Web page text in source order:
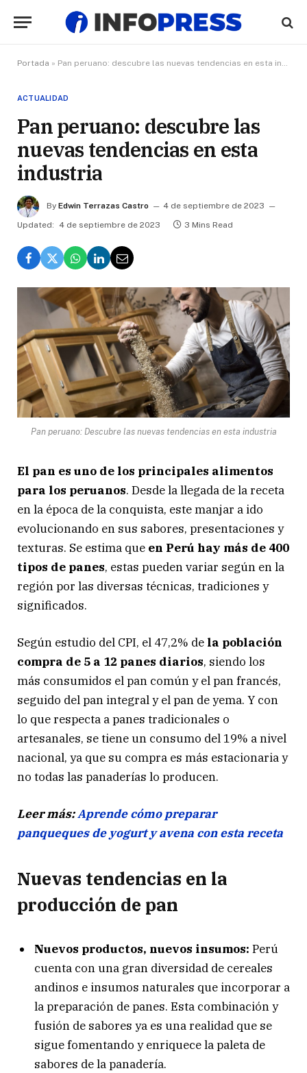
Portada » Pan peruano: descubre las nuevas tendencias en esta industria
ACTUALIDAD
Pan peruano: descubre las
nuevas tendencias en esta
industria
By Edwin Terrazas Castro
4 de septiembre de 2023
Updated:
4 de septiembre de 2023 3 Mins Read
Pan peruano: Descubre las nuevas tendencias en esta industria
El pan es uno de los principales alimentos
para los peruanos. Desde la llegada de la receta
en la época de la conquista, este manjar a ido
evolucionando en sus sabores, presentaciones y
texturas. Se estima que en Perú hay más de 400
tipos de panes, estas pueden variar según en la
región por las diversas técnicas, tradiciones y
significados.
Según estudio del CPI, el 47,2% de la población
compra de 5 a 12 panes diarios, siendo los
más consumidos el pan común y el pan francés,
seguido del pan integral y el pan de yema. Y con
lo que respecta a panes tradicionales o
artesanales, se tiene un consumo del 19% a nivel
nacional, ya que su compra es más estacionaria y
no todas las panaderías lo producen.
Leer más:Aprende cómo preparar
panqueques de yogurt y avena con esta receta
Nuevas tendencias en la
producción de pan
Nuevos productos, nuevos insumos: Perú
cuenta con una gran diversidad de cereales
andinos e insumos naturales que incorporar a
la preparación de panes. Esta combinación y
fusión de sabores ya es una realidad que se
sigue fomentando y enriquece la paleta de
sabores de la panadería.